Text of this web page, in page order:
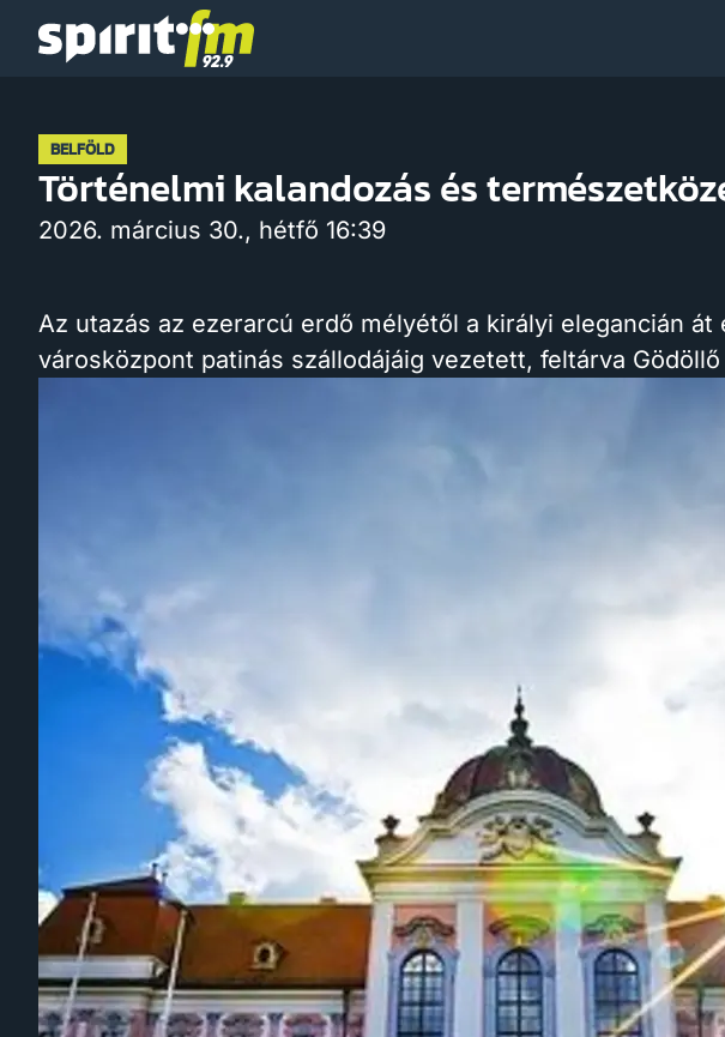
BELFÖLD
Történelmi kalandozás és
2026. március 30., hétfő 16:39
Az utazás az ezerarcú erdő mélyétől a királyi elegancián át
városközpont patinás szállodájáig vezetett, feltárva